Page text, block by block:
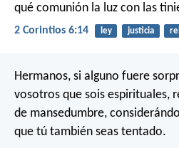
qué comunión la luz con las
2 Corintios 6:14 ley justicia
Hermanos, si alguno fuere
vosotros que sois espirituales,
de mansedumbre,
que tú también seas tentado.